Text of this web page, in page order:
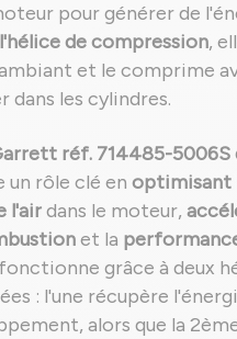
pour générer de
l'hélice de compression,
et le comprime
dans les cylindres.
réf. 714485-5006S
un rôle clé en optimisant
l'airdans le moteur,
et la
grâce à deux
: l'une récupère
alors que la